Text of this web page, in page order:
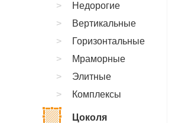
Недорогие
Вертикальные
Горизонтальные
Мраморные
Элитные
Комплексы
Цоколя